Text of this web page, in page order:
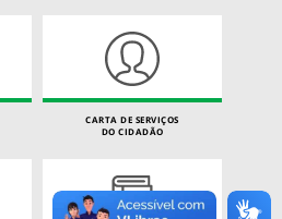
CARTA DE SERVIÇOS
DO CIDADÃO